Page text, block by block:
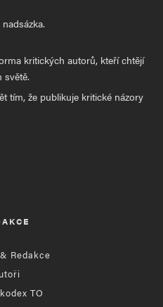
kritických autorů, kteří chtějí
světě.
tím, že publikuje kritické názory
Redakce
TO